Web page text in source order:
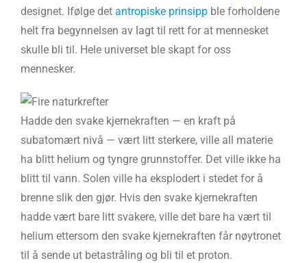
designet. Ifølge det antropiske prinsipp ble forholdene
helt fra begynnelsen av lagt til rett for at mennesket
skulle bli til. Hele universet ble skapt for oss
mennesker.
Hadde den svake kjernekraften — en kraft på
subatomært nivå — vært litt sterkere, ville all materie
ha blitt helium og tyngre grunnstoffer. Det ville ikke ha
blitt til vann. Solen ville ha eksplodert i stedet for å
brenne slik den gjør. Hvis den svake kjernekraften
hadde vært bare litt svakere, ville det bare ha vært til
helium ettersom den svake kjernekraften får nøytronet
til å sende ut betastråling og bli til et proton.